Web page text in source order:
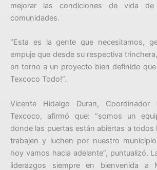
mejorar las condiciones de vida de
comunidades.
“Esta es la gente que necesitamos,
empuje que desde su respectiva
en torno a un proyecto bien definido que
Texcoco Todo!”.
Vicente Hidalgo Duran, Coordinador
Texcoco, afirmó que: “somos un
donde las puertas están abiertas a todos
trabajen y luchen por nuestro
hoy vamos hacia adelante”, puntualizó.
liderazgos siempre en bienvenida a